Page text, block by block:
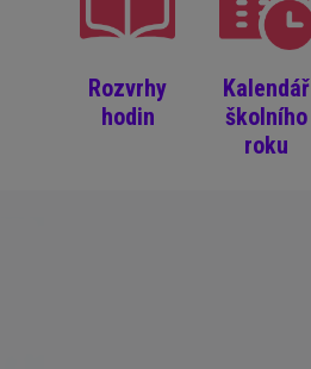
Rozvrhy
hodin
Kalendář
školního
roku